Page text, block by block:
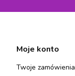
Moje konto
Twoje zamówienia